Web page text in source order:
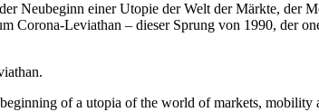
Neubeginn einer Utopie der Welt der Märkte,
Corona-Leviathan – dieser Sprung von 1990,
of a utopia of the world of markets,